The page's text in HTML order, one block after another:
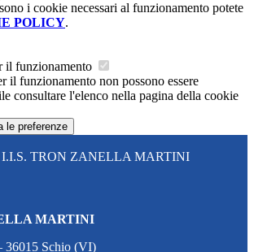
i cookie necessari al funzionamento potete
POLICY.
il funzionamento
il funzionamento non possono essere
consultare l'elenco nella pagina della cookie
le preferenze
I.I.S. TRON ZANELLA MARTINI
MARTINI
36015 Schio (VI)